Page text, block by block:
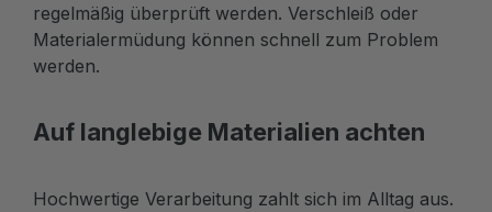
regelmäßig überprüft werden. Verschleiß oder
Materialermüdung können schnell zum Problem
werden.
Auf langlebige Materialien achten
Hochwertige Verarbeitung zahlt sich im Alltag aus.